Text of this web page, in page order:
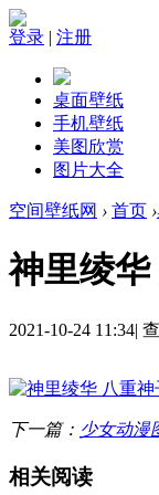
登录 | 注册
桌面壁纸
手机壁纸
美图欣赏
图片大全
空间壁纸网 › 首页 ›
神里绫
2021-10-24 11:34|
下一篇： 少女动漫
相关阅读